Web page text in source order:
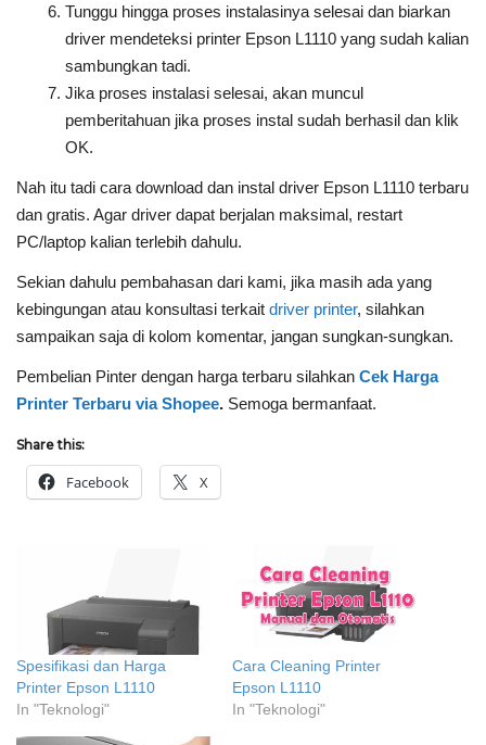
Tunggu hingga proses instalasinya selesai dan biarkan
driver mendeteksi printer Epson L1110 yang sudah kalian
sambungkan tadi.
Jika proses instalasi selesai, akan muncul
pemberitahuan jika proses instal sudah berhasil dan klik
OK.
Nah itu tadi cara download dan instal driver Epson L1110 terbaru
dan gratis. Agar driver dapat berjalan maksimal, restart
PC/laptop kalian terlebih dahulu.
Sekian dahulu pembahasan dari kami, jika masih ada yang
kebingungan atau konsultasi terkait driver printer, silahkan
sampaikan saja di kolom komentar, jangan sungkan-sungkan.
Pembelian Pinter dengan harga terbaru silahkan Cek Harga
Printer Terbaru via Shopee. Semoga bermanfaat.
Share this:
Facebook X
Spesifikasi dan Harga
Printer Epson L1110
In "Teknologi"
Cara Cleaning Printer
Epson L1110
In "Teknologi"